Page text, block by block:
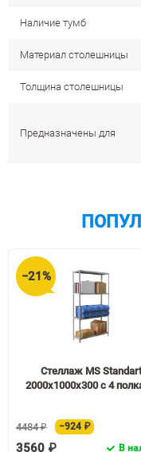
Наличие тумб
Материал столешницы
Толщина столешницы
Предназначены для
−21%
Стеллаж MS Standart
2000х1000х300 c 4
4484 ₽ −924 ₽
3560 ₽ В